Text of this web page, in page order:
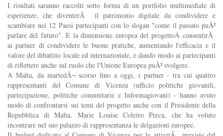
I risultati saranno raccolti sotto forma di un portfolio multimediale di
esperienze, che diventerÃ il patrimonio digitale da condividere e
scambiare nei 12 Paesi partecipanti con lo slogan "come il passato puÃ²
parlare del futuro". E la dimensione europea del progettoÂ consentirÃ
ai partner di condividere le buone pratiche, aumentando l'efficacia e il
valore del dibattito locale ed internazionale, e dando modo ai partecipanti
di riflettere anche sul ruolo che l'Unione Europea puÃ² svolgere.
A Malta, da martedÃ¬ scorso fino a oggi, i partner - tra cui quattro
rappresentanti del Comune di Vicenza (ufficio politiche giovanili,
partecipazione, politiche comunitarie e Informagiovani) - hanno avuto
modo di confrontarsi sui temi del progetto anche con il Presidente della
Repubblica di Malta, Marie Louise Coleiro Preca, che ha voluto
incontrare nel suo palazzo di rappresentanza le delgazioni europee.